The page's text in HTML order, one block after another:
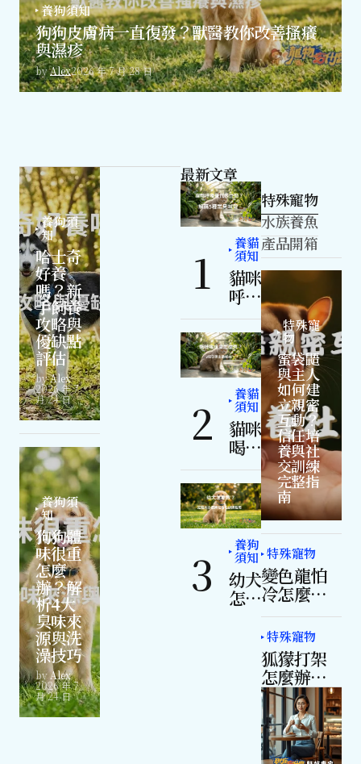
養狗須知
狗狗皮膚病一直復發？獸醫教你改善搔癢
與濕疹
byAlex2026 年 7 月 28 日
最新文章
養貓
須知
貓咪
呼嚕
聲代
表什
麼？
解碼
5種
常見
叫聲
養貓
須知
貓咪
喝水
量怎
麼
算？
3招
引導
主動
補水
養狗
須知
幼犬
怎麼
養狗須
知
哈士奇
好養
嗎？新
手飼養
攻略與
優缺點
評估
byAlex
2026 年 7
月 24 日
養狗須
知
狗狗體
味很重
怎麼
辦？解
析4大
臭味來
源與洗
澡技巧
byAlex
2026 年 7
月 24 日
特殊寵物
水族養魚
產品開箱
特殊寵
物
蜜袋鼯
與主人
如何建
立親密
互動？
信任培
養與社
交訓練
完整指
南
特殊寵物
變色龍怕
冷怎麼
辦？加溫
設備與過
冬照護重
點！
特殊寵物
狐獴打架
怎麼辦？
群體行為
解析與衝
突緩解方
法！